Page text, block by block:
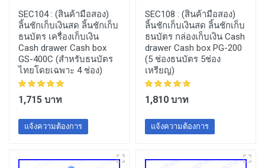
SEC104 : (สินค้ามือสอง)
ลิ้นชักเก็บเงินสด ลิ้นชักเก็บ
ธนบัตร เครื่องเก็บเงิน
Cash drawer Cash box
GS-400C (สำหรับธนบัตร
ไทยโดยเฉพาะ 4 ช่อง)
1,715 บาท
แจ้งความต้องการ
SEC108 : (สินค้ามือสอง)
ลิ้นชักเก็บเงินสด ลิ้นชักเก็บ
ธนบัตร กล่องเก็บเงิน Cash
drawer Cash box PG-200
(5 ช่องธนบัตร 5ช่อง
เหรียญ)
1,810 บาท
แจ้งความต้องการ